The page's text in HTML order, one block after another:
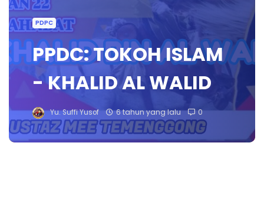
PDPC
PPDC: TOKOH ISLAM
- KHALID AL WALID
Yu. Suffi Yusof 6 tahun yang lalu 0